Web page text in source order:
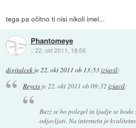
tega pa očitno ti nisi nikoli imel...
Phantomeye
::22. okt 2011, 18:56
digitalcek je22. okt 2011 ob 13:53izjavil:
Reycisje22. okt 2011 ob 09:32 izjavil:
Buzz se bo polegel in ljudje se bodo
odjavljati. Na internetu je